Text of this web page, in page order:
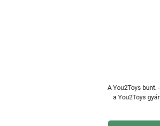
A You2Toys bunt.
a You2Toys